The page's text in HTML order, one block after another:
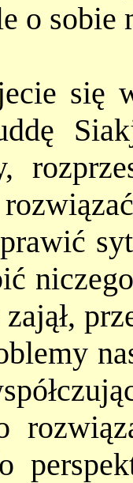
o sobie
się